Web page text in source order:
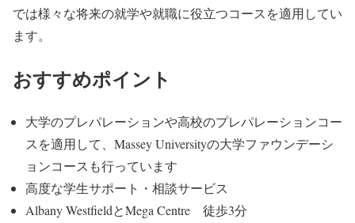
では様々な将来の就学や就職に役立つコースを適用してい
ます。
おすすめポイント
大学のプレパレーションや高校のプレパレーションコー
スを適用して、Massey Universityの大学ファウンデーシ
ョンコースも行っています
高度な学生サポート・相談サービス
Albany WestfieldとMega Centre 徒歩3分